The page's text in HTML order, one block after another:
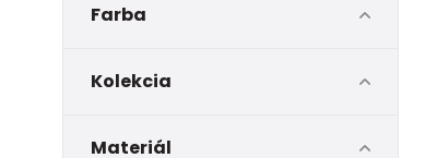
Farba
Kolekcia
Materiál